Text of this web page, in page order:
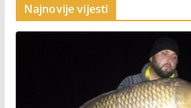
Najnovije vijesti